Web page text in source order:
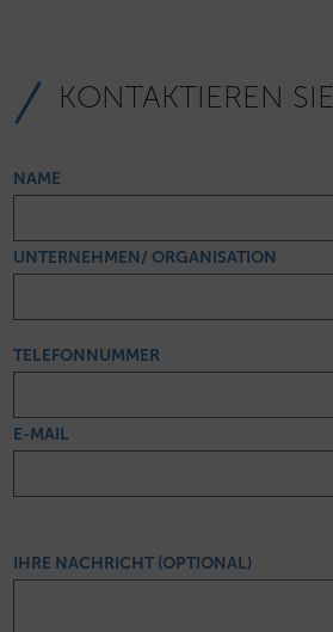
KONTAKTIEREN
NAME
UNTERNEHMEN/ ORGANISATION
TELEFONNUMMER
E-MAIL
IHRE NACHRICHT (OPTIONAL)